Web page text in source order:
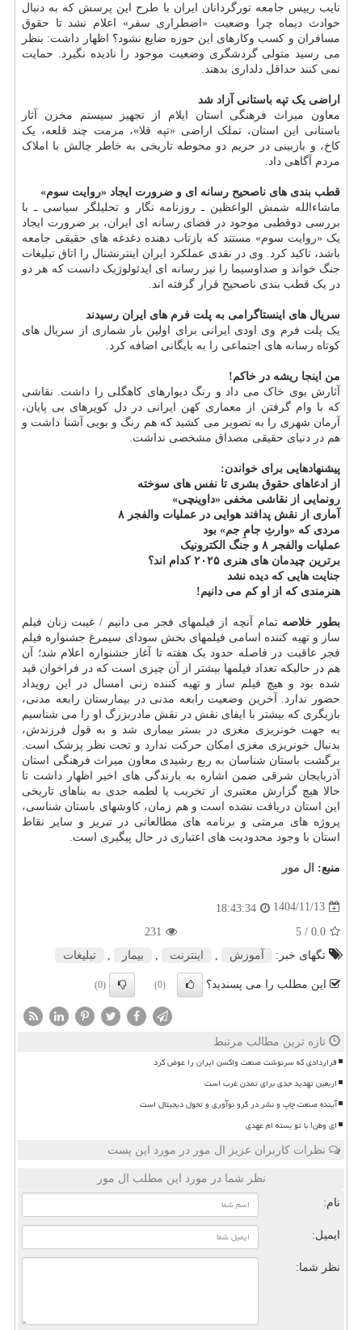
نایب رییس جامعه تورگردانان ایران با طرح این پرسش که به دنبال
حوادث دیماه چرا وضعیت «اضطراری سفر» اعلام نشد تا حقوق
مسافران و کسب وکارهای این حوزه ضایع نشود؟ اظهار داشت: بنظر
می رسید متولی گردشگری وضعیت موجود را نادیده نگیرد. حمایت
نمی کنند حداقل دلداری بدهند.
اراضی یک تپه باستانی آزاد شد
معاون میراث فرهنگی استان ایلام از تجهیز سیستم مخزن آثار
باستانی این استان، تملک اراضی «تپه قلا»، مرمت چند قلعه، یک
کاخ، و بازبینی در حریم دو محوطه تاریخی به خاطر چالش با املاک
مردم آگاهی داد.
قطب بندی های ناصحیح رسانه ای و ضرورت ایجاد «روایت سوم»
ماشاءالله شمش الواعظین ـ روزنامه نگار و تحلیلگر سیاسی ـ با
بررسی دوقطبی موجود در فضای رسانه ای ایران، بر ضرورت ایجاد
یک «روایت سوم» مستند که بازتاب دهنده دغدغه های حقیقی جامعه
باشد، تاکید کرد. وی در نقدی عملکرد ایران اینترنشنال را اتاق تبلیغات
جنگ خواند و صداوسیما را نیز رسانه ای ایدئولوژیک دانست که هر دو
در یک قطب بندی ناصحیح قرار گرفته اند.
سریال های اینستاگرامی به پلت فرم های ایران رسیدند
یک پلت فرم وی اودی ایرانی برای اولین بار شماری از سریال های
کوتاه رسانه های اجتماعی را به بایگانی اضافه کرد.
من اینجا ریشه در خاکم!
آثارش بوی خاک می داد و رنگ دیوارهای کاهگلی را داشت. نقاشی
که با وام گرفتن از معماری کهن ایرانی در دل کویرهای بی پایان،
آرمان شهری را به تصویر می کشید که هم رنگ و بویی آشنا داشت و
هم در دنیای حقیقی مصداق مشخصی نداشت.
پیشنهادهایی برای خواندن:
از ادعاهای حقوق بشری تا نفس های سوخته
رونمایی از نقاشی مخفی «داوینچی»
آماری از نقش پدافند هوایی در عملیات والفجر ۸
مردی که «وارثِ جامِ جم» بود
عملیات والفجر ۸ و جنگ الکترونیک
برترین چیدمان های هنری ۲۰۲۵ کدام اند؟
جنایت هایی که دیده نشد
هنرمندی که از او کم می دانیم!
بطور خلاصه تمام آنچه از فیلمهای فجر می دانیم / غیبت زنان فیلم
ساز و تهیه کننده اسامی فیلمهای بخش سودای سیمرغ جشنواره فیلم
فجر عاقبت در فاصله حدود یک هفته تا آغاز جشنواره اعلام شد؛ آن
هم در حالیکه تعداد فیلمها بیشتر از آن چیزی است که در فراخوان قید
شده بود و هیچ فیلم ساز و تهیه کننده زنی امسال در این رویداد
حضور ندارد. آخرین وضعیت رابعه مدنی در بیمارستان رابعه مدنی،
بازیگری که بیشتر با ایفای نقش در نقش مادربزرگ او را می شناسیم
به جهت خونریزی مغزی در بستر بیماری شد و به قول فرزندش،
بدنبال خونریزی مغزی امکان حرکت ندارد و تحت نظر پزشک است.
برگشت باستان شناسان به ربع رشیدی معاون میراث فرهنگی استان
آذربایجان شرقی ضمن اشاره به بارندگی های اخیر اظهار داشت تا
حالا هیچ گزارش معتبری از تخریب یا لطمه جدی به بناهای تاریخی
این استان دریافت نشده است و هم زمان، کاوشهای باستان شناسی،
پروژه های مرمتی و برنامه های مطالعاتی در تبریز و سایر نقاط
استان با وجود محدودیت های اعتباری در حال پیگیری است.
منبع: ال مور
1404/11/13
18:43:34
0.0
/ 5
231
تگهای خبر:
آموزش اینترنت بیمار تبلیغات
این مطلب را می پسندید؟ (0)
(0)
تازه ترین مطالب مرتبط
قراردادی که سرنوشت صنعت واکسن ایران را عوض کرد
اربعین تهدید جدی برای تمدن غرب است
آینده صنعت چاپ و نشر در گرو نوآوری و تحول دیجیتال است
ای وطن! با تو بسته ام عهدی
نظرات کاربران عزیز ال مور در مورد این پست
نظر شما در مورد این مطلب ال مور
نام:
ایمیل:
نظر شما: